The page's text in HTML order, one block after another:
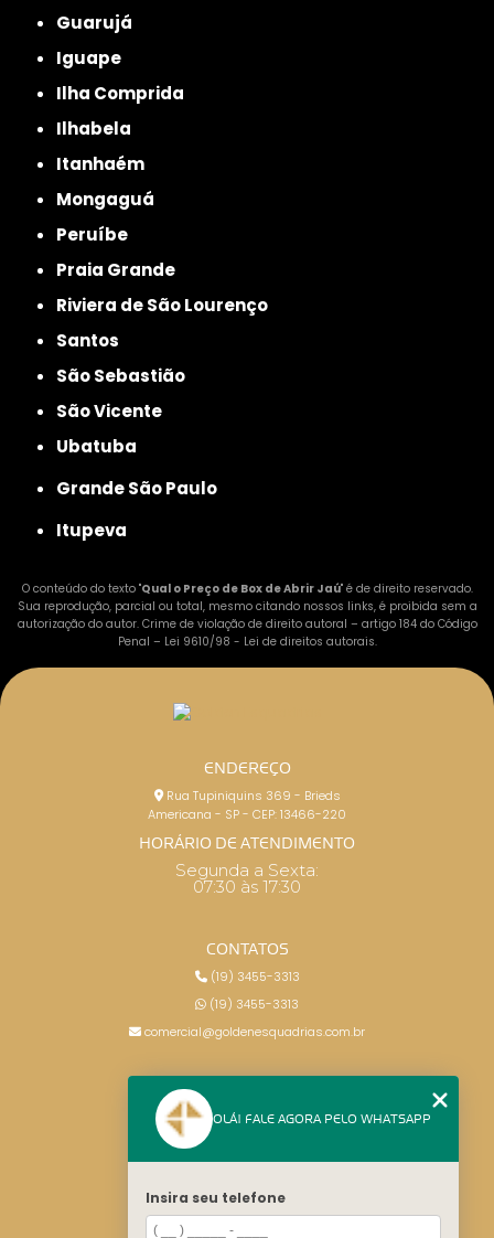
Guarujá
Iguape
Ilha Comprida
Ilhabela
Itanhaém
Mongaguá
Peruíbe
Praia Grande
Riviera de São Lourenço
Santos
São Sebastião
São Vicente
Ubatuba
Grande São Paulo
Itupeva
O conteúdo do texto "Qual o Preço de Box de Abrir Jaú" é de direito reservado.
Sua reprodução, parcial ou total, mesmo citando nossos links, é proibida sem a
autorização do autor. Crime de violação de direito autoral – artigo 184 do Código
Penal – Lei 9610/98 - Lei de direitos autorais.
ENDEREÇO
Rua Tupiniquins 369 - Brieds
Americana - SP - CEP: 13466-220
HORÁRIO DE ATENDIMENTO
Segunda a Sexta:
07:30 às 17:30
CONTATOS
(19) 3455-3313
(19) 3455-3313
comercial@goldenesquadrias.com.br
HOME
OLÁ! FALE AGORA PELO WHATSAPP
Insira seu telefone